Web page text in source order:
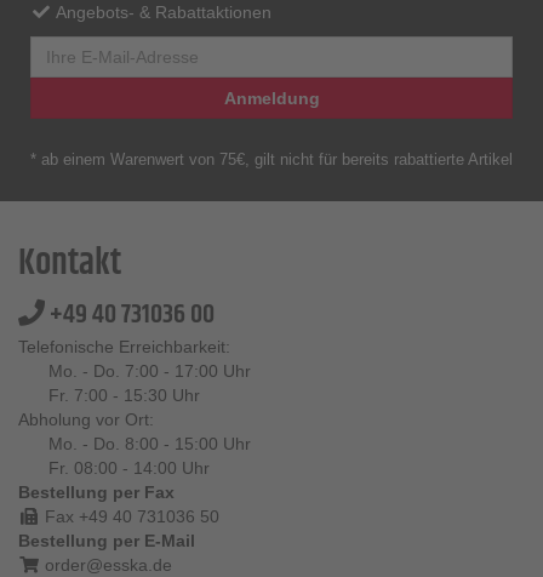
Angebots- & Rabattaktionen
Anmeldung
* ab einem Warenwert von 75€, gilt nicht für bereits rabattierte Artikel
Kontakt
+49 40 731036 00
Telefonische Erreichbarkeit:
Mo. - Do. 7:00 - 17:00 Uhr
Fr. 7:00 - 15:30 Uhr
Abholung vor Ort:
Mo. - Do. 8:00 - 15:00 Uhr
Fr. 08:00 - 14:00 Uhr
Bestellung per Fax
Fax +49 40 731036 50
Bestellung per E-Mail
order@esska.de